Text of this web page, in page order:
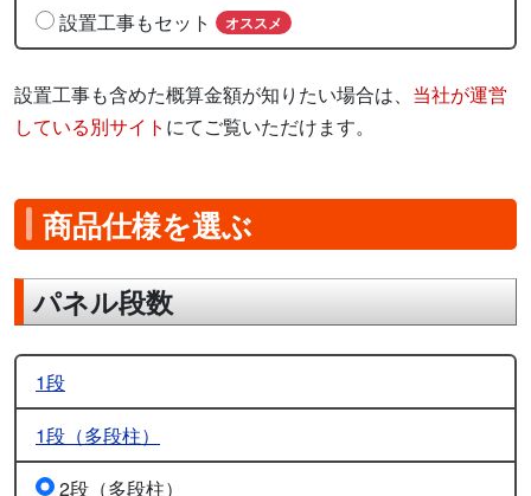
設置工事も含めた概算金額が知りたい場合は、 当社が運営
している別サイト にてご覧いただけます。
設置工事もセット
オススメ
商品仕様を選ぶ
パネル段数
1段
1段（多段柱）
2段（多段柱）